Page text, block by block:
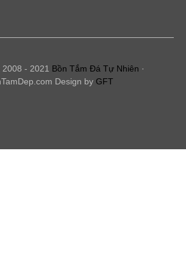
- 2021 Bồn Tắm Đá Tự Nhiên ·
Design by GFT